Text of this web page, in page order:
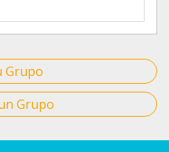
Grupo
Grupo